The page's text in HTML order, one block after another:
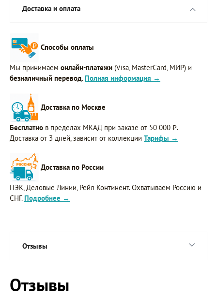
Доставка и оплата
Способы оплаты
Мы принимаем онлайн-платежи (Visa, MasterCard, МИР) и
безналичный перевод. Полная информация →
Доставка по Москве
Бесплатно в пределах МКАД при заказе от 50 000 ₽.
Доставка от 3 дней, зависит от коллекции Тарифы →
Доставка по России
ПЭК, Деловые Линии, Рейл Континент. Охватываем Россию и
СНГ. Подробнее →
Отзывы
Отзывы